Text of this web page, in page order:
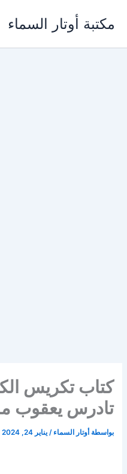
مكتبة أوتار السماء
كتاب تكريس
تادرس يعقوب
بواسطة أوتار السماء/يناير 24, 2024